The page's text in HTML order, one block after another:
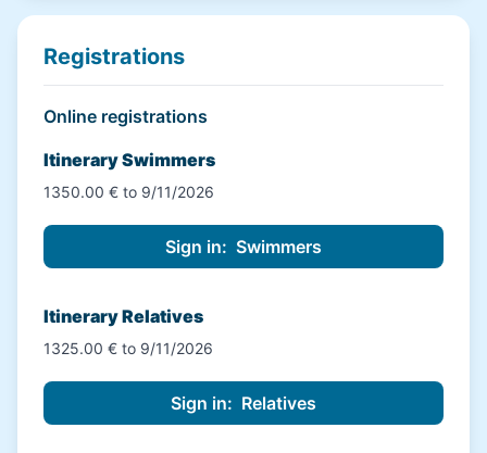
Registrations
Online registrations
Itinerary Swimmers
1350.00 € to 9/11/2026
Itinerary Relatives
1325.00 € to 9/11/2026